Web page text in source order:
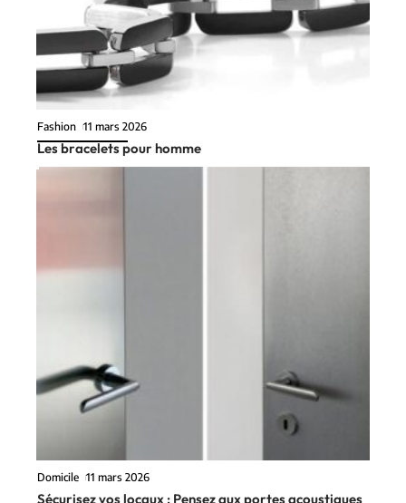
Fashion 11 mars 2026
Les bracelets pour homme
Domicile 11 mars 2026
Sécurisez vos locaux : Pensez aux portes acoustiques